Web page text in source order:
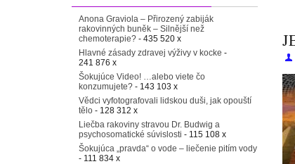
Anona Graviola – Přirozený zabiják
rakovinných buněk – Silnější než
chemoterapie? - 435 520 x
Hlavné zásady zdravej výživy v kocke -
241 876 x
Šokujúce Video! …alebo viete čo
konzumujete? - 143 103 x
Vědci vyfotografovali lidskou duši, jak opouští
tělo - 128 312 x
Liečba rakoviny stravou Dr. Budwig a
psychosomatické súvislosti - 115 108 x
Šokujúca „pravda“ o vode – liečenie pitím vody
- 111 834 x